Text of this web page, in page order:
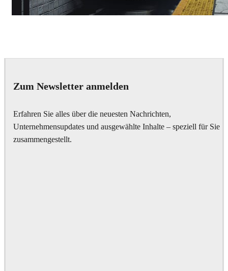
Zum Newsletter anmelden
Erfahren Sie alles über die neuesten Nachrichten,
Unternehmensupdates und ausgewählte Inhalte – speziell für Sie
zusammengestellt.